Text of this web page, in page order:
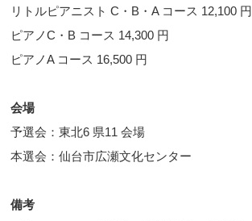
リトルピアニスト C・B・A コース 12,100 円
ピアノC・B コース 14,300 円
ピアノA コース 16,500 円
会場
予選会：東北6 県11 会場
本選会：仙台市広瀬文化センター
備考